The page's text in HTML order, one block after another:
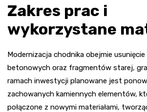
Zakres prac i
wykorzystane
Modernizacja chodnika obejmie
betonowych oraz fragmentów starej,
ramach inwestycji planowane jest
zachowanych kamiennych elementów,
połączone z nowymi materiałami,